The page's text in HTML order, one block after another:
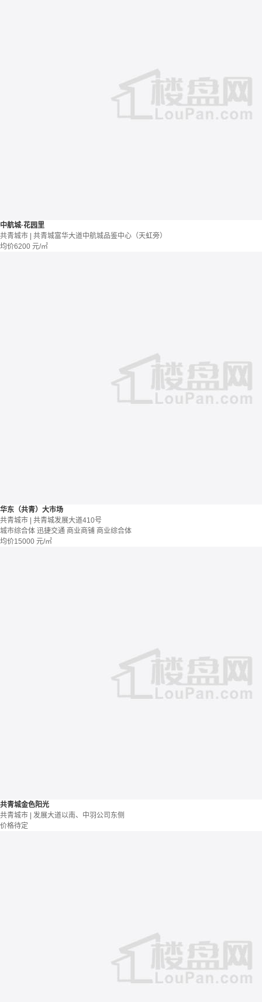
中航城·花园里
共青城市 | 共青城富华大道中航城品鉴中心（天虹旁）
均价6200 元/㎡
华东（共青）大市场
共青城市 | 共青城发展大道410号
城市综合体 迅捷交通 商业商铺 商业综合体
均价15000 元/㎡
共青城金色阳光
共青城市 | 发展大道以南、中羽公司东侧
价格待定